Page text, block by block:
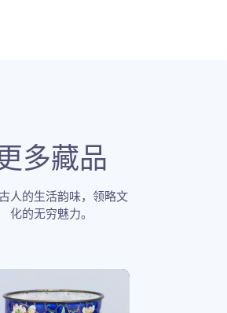
多藏品
人的生活韵味，领略文
化的无穷魅力。